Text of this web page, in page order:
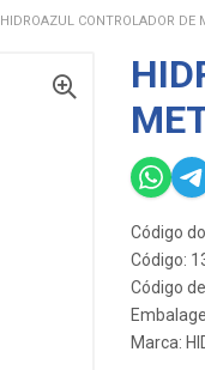
HIDROAZUL CONTROLADOR DE
Código
Código:
Código
Marca: